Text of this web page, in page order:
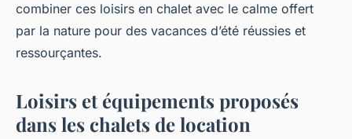
combiner ces loisirs en chalet avec le calme offert
par la nature pour des vacances d’été réussies et
ressourçantes.
Loisirs et équipements proposés
dans les chalets de location